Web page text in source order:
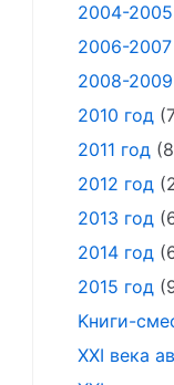
2004-
2006-
2008-
2010 год
2011 год
2012 год
2013 год
2014 год
2015 год
Kниги-
XXI века